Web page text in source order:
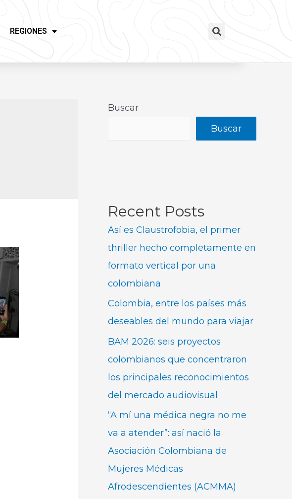
REGIONES
Buscar
Buscar
Recent Posts
Así es Claustrofobia, el primer
thriller hecho completamente en
formato vertical por una
colombiana
Colombia, entre los países más
deseables del mundo para viajar
BAM 2026: seis proyectos
colombianos que concentraron
los principales reconocimientos
del mercado audiovisual
“A mí una médica negra no me
va a atender”: así nació la
Asociación Colombiana de
Mujeres Médicas
Afrodescendientes (ACMMA)